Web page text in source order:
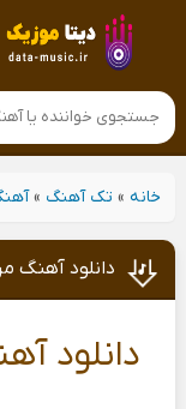
خانه» تک آهنگ »
دانلود آهنگ
دانلود